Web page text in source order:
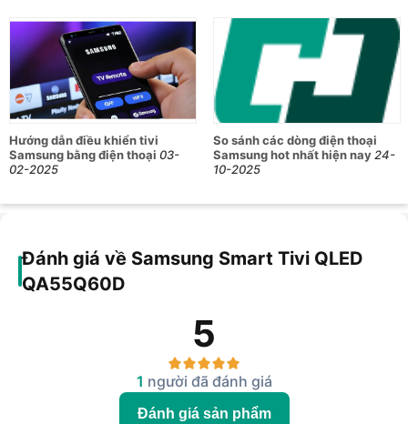
Hướng dẫn điều khiển tivi
Samsung bằng điện thoại 03-
02-2025
So sánh các dòng điện thoại
Samsung hot nhất hiện nay24-
10-2025
Đánh giá về Samsung Smart Tivi QLED
QA55Q60D
5
1 người đã đánh giá
Đánh giá sản phẩm